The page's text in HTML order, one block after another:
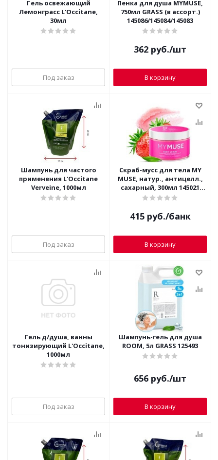
Гель освежающий
Лемонграсс L'Occitane,
30мл
Под заказ
Пенка для душа MYMUSE,
750мл GRASS (в ассорт.)
145086/145084/145083
362 руб./шт
В корзину
Шампунь для частого
применения L'Occitane
Verveine, 1000мл
Под заказ
Скраб-мусс для тела MY
MUSE, натур., антицелл.,
сахарный, 300мл 145021
(розовый)
415руб./банк
В корзину
Гель д/душа, ванны
тонизирующий L'Occitane,
1000мл
Под заказ
Шампунь-гель для душа
ROOM, 5л GRASS 125493
656 руб./шт
В корзину